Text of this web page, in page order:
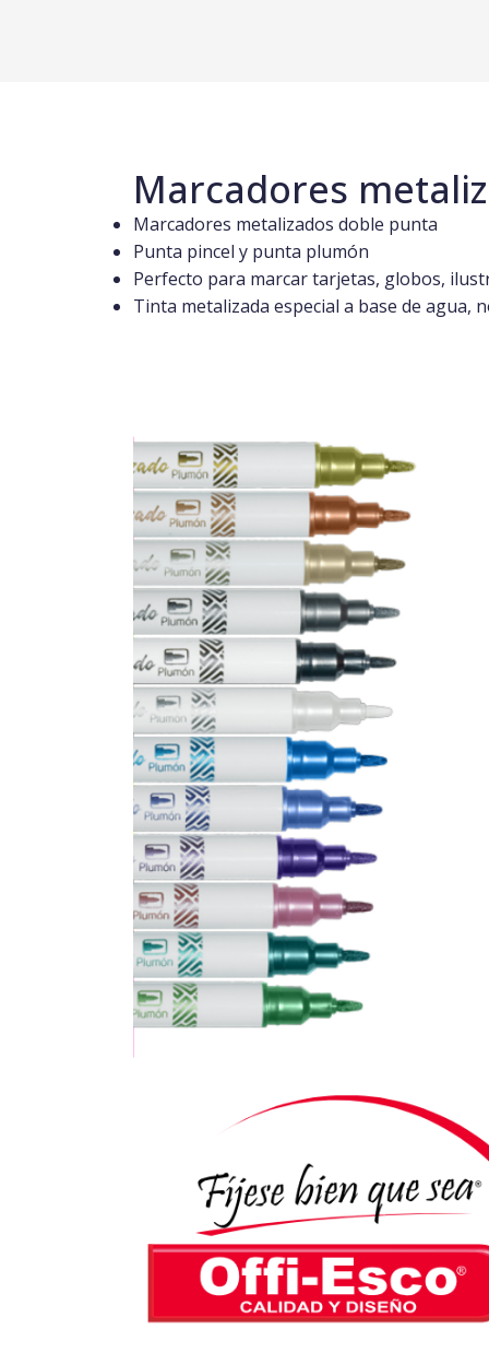
Marcadores
Marcadores metalizados doble punta
Punta pincel y punta plumón
Perfecto para marcar tarjetas, globos,
Tinta metalizada especial a base de